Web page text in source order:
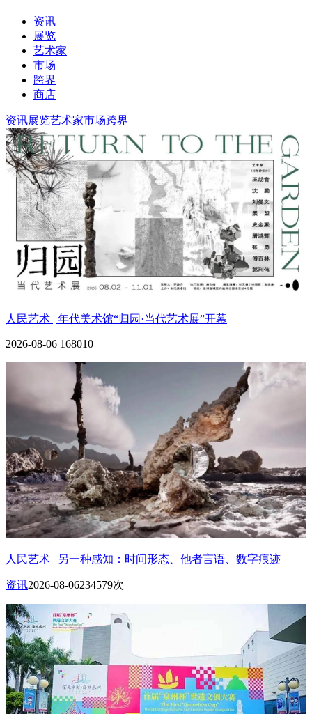
资讯
展览
艺术家
市场
跨界
商店
资讯展览艺术家市场跨界
人民艺术 | 年代美术馆“归园·当代艺术展”开幕
2026-08-06 168010
人民艺术 | 另一种感知：时间形态、他者言语、数字痕迹
资讯2026-08-06234579次